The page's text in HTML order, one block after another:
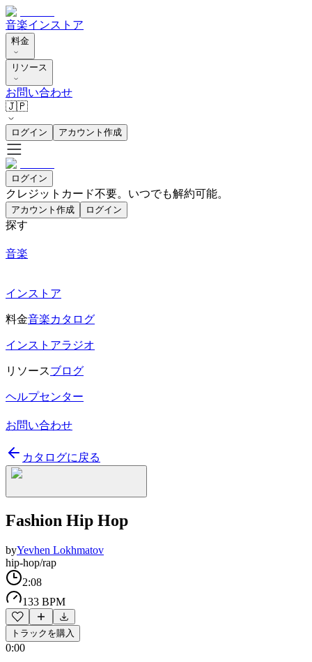
音楽インストア
料金
リソース
お問い合わせ
🇯🇵
ログイン アカウント作成
ログイン
クレジットカード不要。いつでも解約可能。
アカウント作成 ログイン
探す
音楽
インストア
料金音楽カタログ
インストアラジオ
リソースブログ
ヘルプセンター
お問い合わせ
カタログに戻る
Fashion Hip Hop
byYevhen Lokhmatov
hip-hop/rap
2:08
133 BPM
トラックを購入
0:00